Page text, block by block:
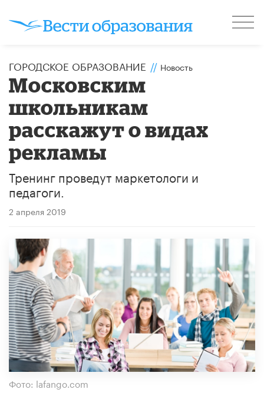
ГОРОДСКОЕ ОБРАЗОВАНИЕ // Новость
Московским
школьникам
расскажут о видах
рекламы
Тренинг проведут маркетологи и
педагоги.
2 апреля 2019
Фото: lafango.com